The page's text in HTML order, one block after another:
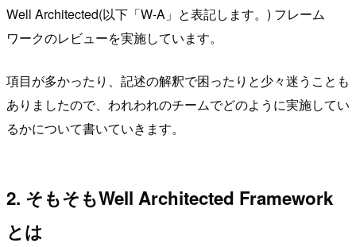
Well Architected(以下「W-A」と表記します。) フレーム
ワークのレビューを実施しています。
項目が多かったり、記述の解釈で困ったりと少々迷うことも
ありましたので、われわれのチームでどのように実施してい
るかについて書いていきます。
2. そもそもWell Architected Framework
とは